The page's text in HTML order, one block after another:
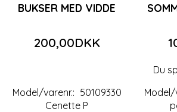
BUKSER MED VIDDE
200,00DKK
Model/varenr.: 50109330
Cenette P
Du
Model/